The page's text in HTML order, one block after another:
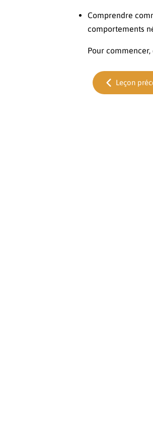
Comprendre
comportements
Pour
Leçon